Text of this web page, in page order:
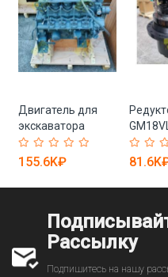
Двигатель для
экскаватора
Renew Diesel 4LE1
4HK1 6WG1 (арт.
155.6K₽
для
(арт.
Рассылку
Подпишитесь на нашу